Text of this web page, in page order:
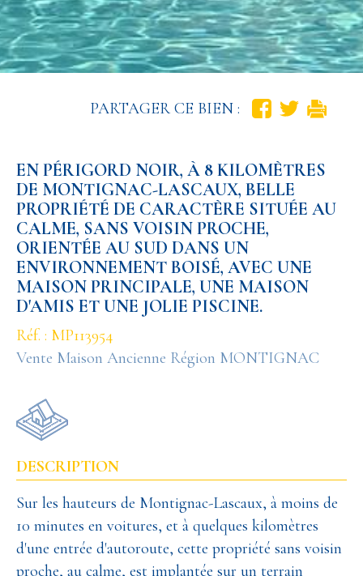
PARTAGER CE BIEN :
EN PÉRIGORD NOIR, À 8 KILOMÈTRES
DE MONTIGNAC-LASCAUX, BELLE
PROPRIÉTÉ DE CARACTÈRE SITUÉE AU
CALME, SANS VOISIN PROCHE,
ORIENTÉE AU SUD DANS UN
ENVIRONNEMENT BOISÉ, AVEC UNE
MAISON PRINCIPALE, UNE MAISON
D'AMIS ET UNE JOLIE PISCINE.
Réf. : MP113954
Vente Maison Ancienne Région MONTIGNAC
DESCRIPTION
Sur les hauteurs de Montignac-Lascaux, à moins de
10 minutes en voitures, et à quelques kilomètres
d'une entrée d'autoroute, cette propriété sans voisin
proche, au calme, est implantée sur un terrain